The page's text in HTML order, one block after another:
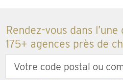
Rendez-vous dans l’une
175+ agences près de